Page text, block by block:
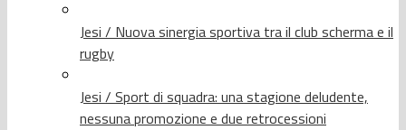
Jesi / Nuova sinergia sportiva tra il club scherma e il
rugby
Jesi / Sport di squadra: una stagione deludente,
nessuna promozione e due retrocessioni